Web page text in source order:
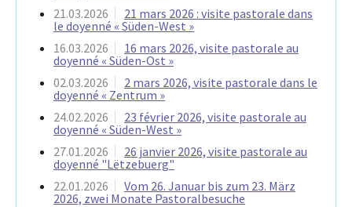
21.03.2026
21 mars 2026 : visite pastorale dans
le doyenné « Süden-West »
16.03.2026
16 mars 2026, visite pastorale au
doyenné « Süden-Ost »
02.03.2026
2 mars 2026, visite pastorale dans le
doyenné « Zentrum »
24.02.2026
23 février 2026, visite pastorale au
doyenné « Süden-West »
27.01.2026
26 janvier 2026, visite pastorale au
doyenné "Lëtzebuerg"
22.01.2026
Vom 26. Januar bis zum 23. März
2026, zwei Monate Pastoralbesuche